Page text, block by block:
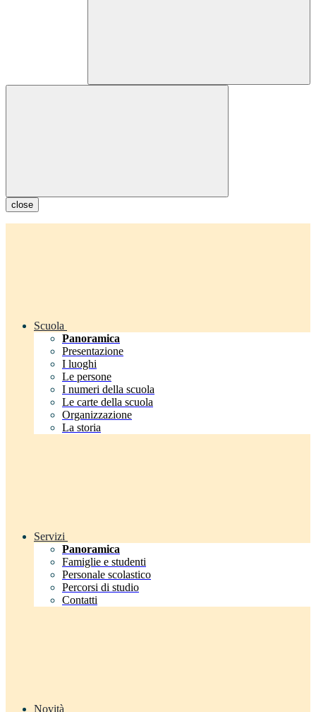
close
Scuola
Panoramica
Presentazione
I luoghi
Le persone
I numeri della scuola
Le carte della scuola
Organizzazione
La storia
Servizi
Panoramica
Famiglie e studenti
Personale scolastico
Percorsi di studio
Contatti
Novità